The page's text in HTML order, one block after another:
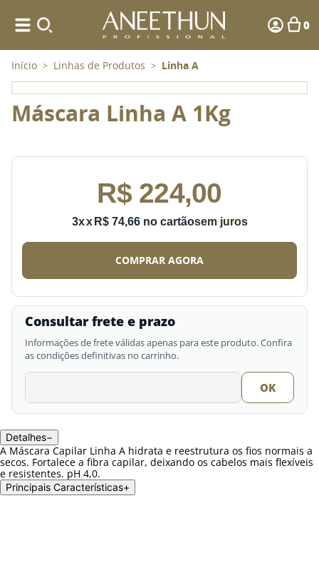
0
Início > Linhas de Produtos > Linha A
Máscara Linha A 1Kg
R$ 224,00
3 x R$ 74,66 sem juros
COMPRAR AGORA
Consultar frete e prazo
Informações de frete válidas apenas para este produto. Confira
as condições definitivas no carrinho.
Detalhes−
A Máscara Capilar Linha A hidrata e reestrutura os fios normais a
secos. Fortalece a fibra capilar, deixando os cabelos mais flexíveis
e resistentes. pH 4,0.
Principais Características+